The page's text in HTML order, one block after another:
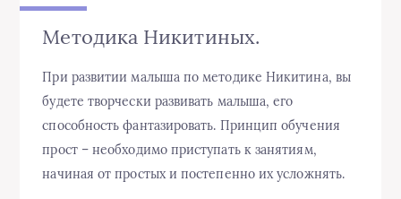
Методика Никитиных.
При развитии малыша по методике Никитина, вы
будете творчески развивать малыша, его
способность фантазировать. Принцип обучения
прост – необходимо приступать к занятиям,
начиная от простых и постепенно их усложнять.